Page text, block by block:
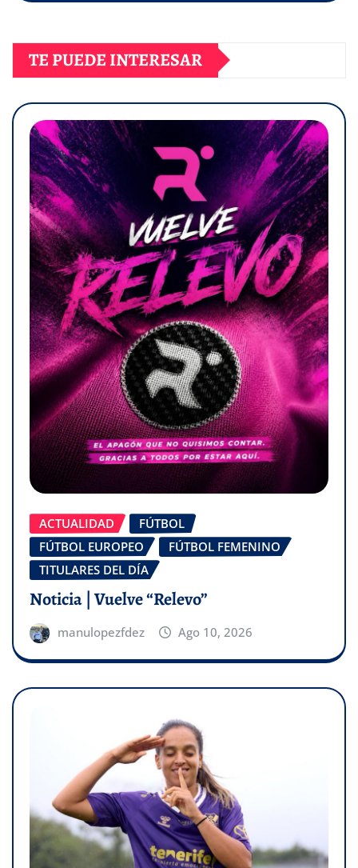
TE PUEDE INTERESAR
ACTUALIDAD
FÚTBOL
FÚTBOL EUROPEO
FÚTBOL FEMENINO
TITULARES DEL DÍA
Noticia | Vuelve “Relevo”
manulopezfdez Ago 10, 2026